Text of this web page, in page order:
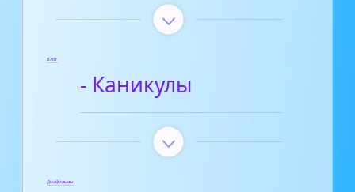
Блог
- Каникулы
Диафильмы